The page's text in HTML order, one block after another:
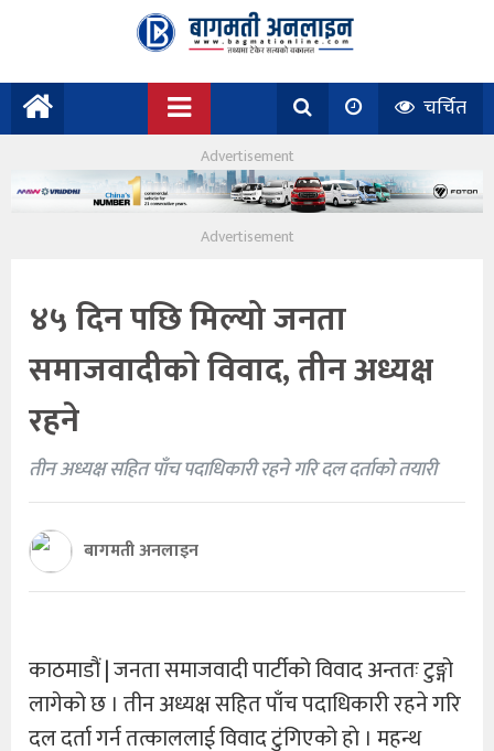
चर्चित
४५ दिन पछि मिल्यो जनता
समाजवादीकाे विवाद, तीन अध्यक्ष
रहने
तीन अध्यक्ष सहित पाँच पदाधिकारी रहने गरि दल दर्ताको तयारी
बागमती अनलाइन
काठमाडौं | जनता समाजवादी पार्टीको विवाद अन्ततः टुङ्गो
लागेको छ । तीन अध्यक्ष सहित पाँच पदाधिकारी रहने गरि
दल दर्ता गर्न तत्काललाई विवाद टुंगिएको हाे । महन्थ